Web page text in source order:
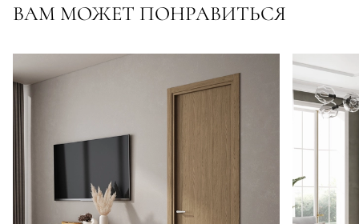
ВАМ МОЖЕТ ПОНРАВИТЬСЯ